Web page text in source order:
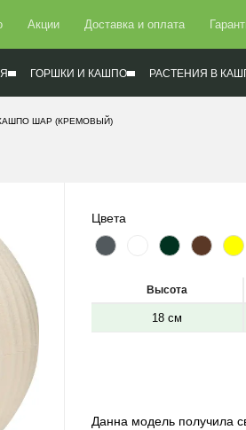
Акции Доставка и оплата
ГОРШКИ И КАШПО РАСТЕНИЯ В
ШАР (КРЕМОВЫЙ)
Цвета
Высота
18 см
Данна модель получила